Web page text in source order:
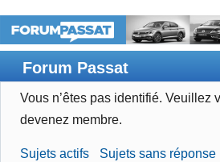
Forum Passat
Accueil
Vous n’êtes pas identifié. Veuillez
devenez membre.
Sujets actifs Sujets sans réponse